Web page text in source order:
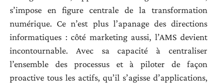
s’impose en figure centrale de la transformation
numérique. Ce n’est plus l’apanage des directions
informatiques : côté marketing aussi, l’AMS devient
incontournable. Avec sa capacité à centraliser
l’ensemble des processus et à piloter de façon
proactive tous les actifs, qu’il s’agisse d’applications,